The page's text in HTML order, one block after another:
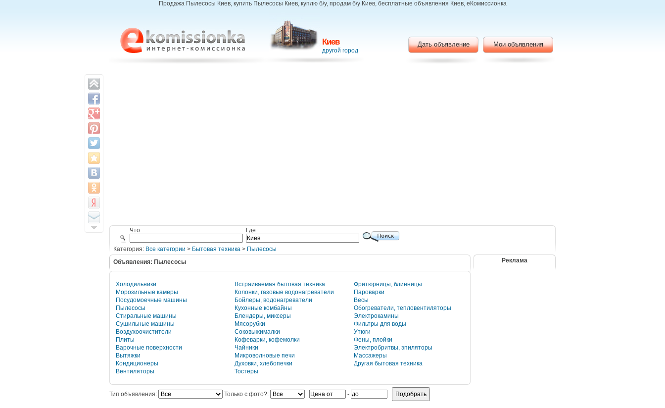
Продажа Пылесосы Киев, купить Пылесосы Киев, куплю б/у, продам б/у Киев, бесплатные объявления Киев, еКомиссионка
Киев
другой город
Дать объявление Мои объявления
Что Где
Категория: Все категории > Бытовая техника > Пылесосы
Объявления: Пылесосы
Холодильники
Морозильные камеры
Посудомоечные машины
Пылесосы
Стиральные машины
Сушильные машины
Воздухоочистители
Плиты
Варочные поверхности
Вытяжки
Кондиционеры
Вентиляторы
Встраиваемая бытовая техника
Колонки, газовые водонагреватели
Бойлеры, водонагреватели
Кухонные комбайны
Блендеры, миксеры
Мясорубки
Соковыжималки
Кофеварки, кофемолки
Чайники
Микроволновые печи
Духовки, хлебопечки
Тостеры
Фритюрницы, блинницы
Пароварки
Весы
Обогреватели, тепловентиляторы
Электрокамины
Фильтры для воды
Утюги
Фены, плойки
Электробритвы, эпиляторы
Массажеры
Другая бытовая техника
Тип объявления: Только с фото?: -
Реклама